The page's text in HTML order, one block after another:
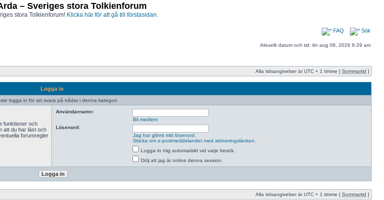
– Sveriges stora Tolkienforum
stora Tolkienforum! Klicka här för att gå till förstasidan.
FAQ Sök
Aktuellt datum och tid: lör aug 08, 2026 6:29 am
Alla tidsangivelser är UTC + 1 timme [ Sommartid ]
Logga in
logga in för att svara på trådar i denna kategori.
funktioner och
att du har läst och
forumregler
Användarnamn:
Bli medlem
Lösenord:
Jag har glömt mitt lösenord.
Skicka om e-postmeddelandet med aktiveringslänken.
Logga in mig automatiskt vid varje besök.
Dölj att jag är online denna session.
Alla tidsangivelser är UTC + 1 timme [ Sommartid ]